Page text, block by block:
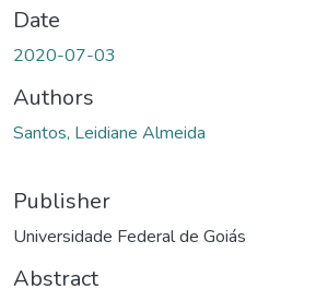
Date
2020-07-03
Authors
Santos, Leidiane Almeida
Publisher
Universidade Federal de Goiás
Abstract